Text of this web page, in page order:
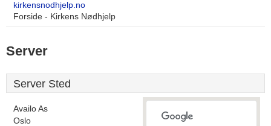
kirkensnodhjelp.no
Forside - Kirkens Nødhjelp
Server
Server Sted
Availo As
Oslo